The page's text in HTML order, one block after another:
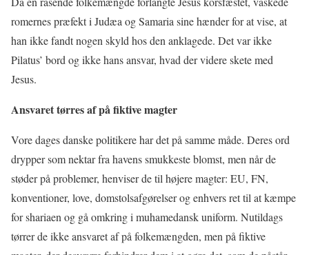
romernes præfekt i Judæa og Samaria sine hænder for at vise, at
han ikke fandt nogen skyld hos den anklagede. Det var ikke
Pilatus’ bord og ikke hans ansvar, hvad der videre skete med
Jesus.
Ansvaret tørres af på fiktive magter
Vore dages danske politikere har det på samme måde. Deres ord
drypper som nektar fra havens smukkeste blomst, men når de
støder på problemer, henviser de til højere magter: EU, FN,
konventioner, love, domstolsafgørelser og enhvers ret til at kæmpe
for shariaen og gå omkring i muhamedansk uniform. Nutildags
tørrer de ikke ansvaret af på folkemængden, men på fiktive